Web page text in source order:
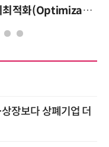
AI 시대의 의사결정을 바꾸는 수리최적화(Optimization): 실제 산업 적용 사례와 활용 전략
장보다 상폐기업 더